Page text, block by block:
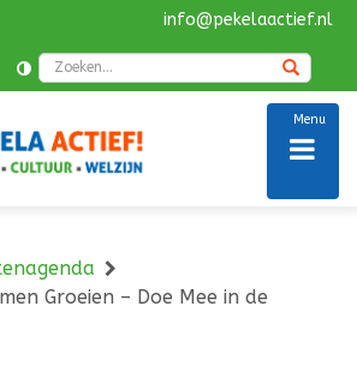
info@pekelaactief.nl
Menu
Groeien – Doe Mee in de